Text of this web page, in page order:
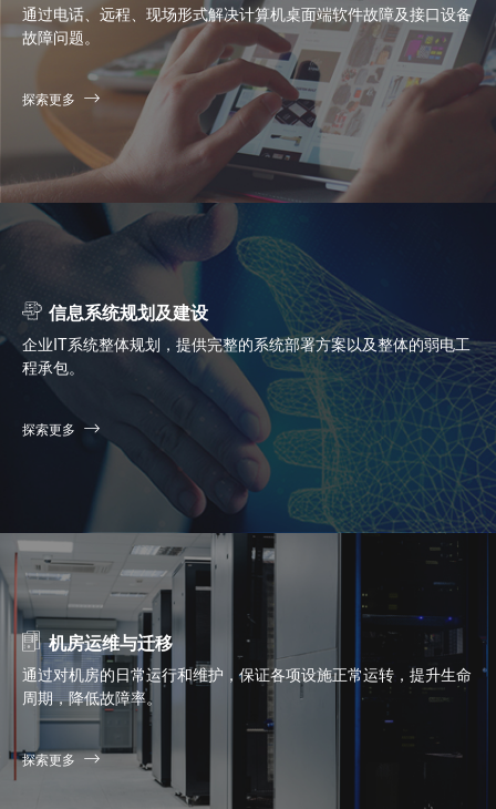
通过电话、远程、现场形式解决计算机桌面端软件故障及接口设备
故障问题。
探索更多
信息系统规划及建设
企业IT系统整体规划，提供完整的系统部署方案以及整体的弱电工
程承包。
探索更多
机房运维与迁移
通过对机房的日常运行和维护，保证各项设施正常运转，提升生命
周期，降低故障率。
探索更多